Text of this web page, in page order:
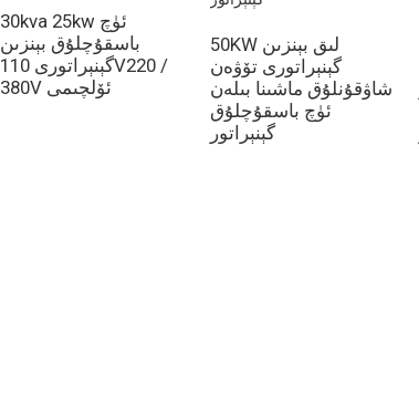
30kva 25kw ئۈچ
باسقۇچلۇق بېنزىن
گېنېراتورى 110V220 /
380V ئۆلچىمى
50KW لىق بېنزىن
گېنېراتورى تۆۋەن
شاۋقۇنلۇق ماشىنا بىلەن
ئۈچ باسقۇچلۇق
گېنېراتور